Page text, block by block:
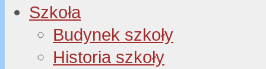
Szkoła
Budynek szkoły
Historia szkoły